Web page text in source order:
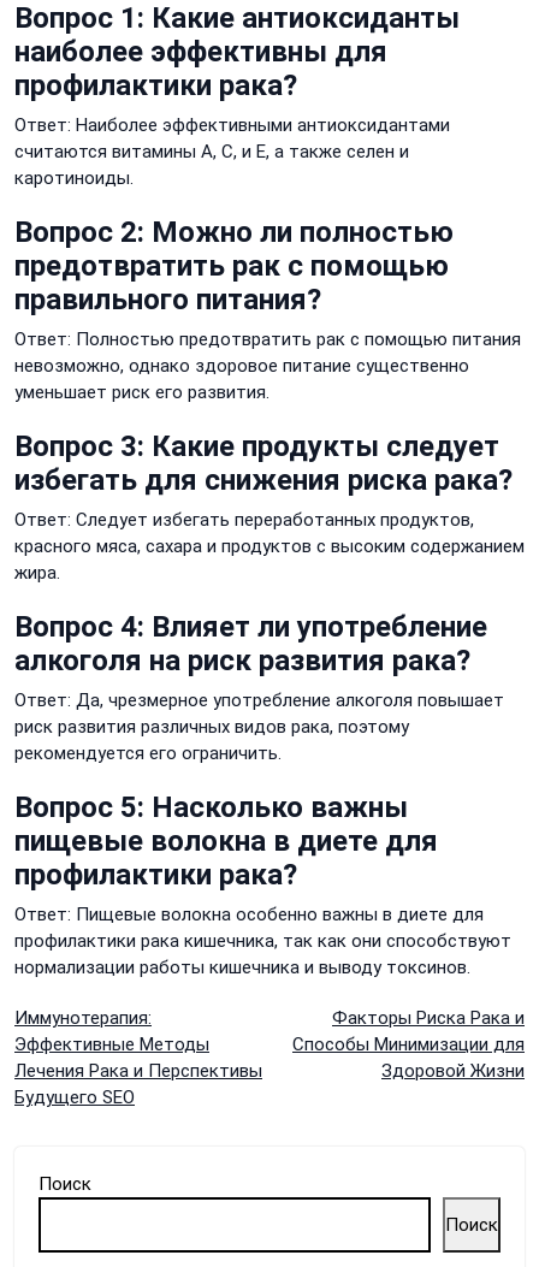
Вопрос 1: Какие антиоксиданты
наиболее эффективны для
профилактики рака?
Ответ: Наиболее эффективными антиоксидантами
считаются витамины A, C, и E, а также селен и
каротиноиды.
Вопрос 2: Можно ли полностью
предотвратить рак с помощью
правильного питания?
Ответ: Полностью предотвратить рак с помощью питания
невозможно, однако здоровое питание существенно
уменьшает риск его развития.
Вопрос 3: Какие продукты следует
избегать для снижения риска рака?
Ответ: Следует избегать переработанных продуктов,
красного мяса, сахара и продуктов с высоким содержанием
жира.
Вопрос 4: Влияет ли употребление
алкоголя на риск развития рака?
Ответ: Да, чрезмерное употребление алкоголя повышает
риск развития различных видов рака, поэтому
рекомендуется его ограничить.
Вопрос 5: Насколько важны
пищевые волокна в диете для
профилактики рака?
Ответ: Пищевые волокна особенно важны в диете для
профилактики рака кишечника, так как они способствуют
нормализации работы кишечника и выводу токсинов.
Навигация
по
записям
Иммунотерапия:
Эффективные Методы
Лечения Рака и Перспективы
Будущего SEO
Факторы Риска Рака и
Способы Минимизации для
Здоровой Жизни
Поиск
Поиск